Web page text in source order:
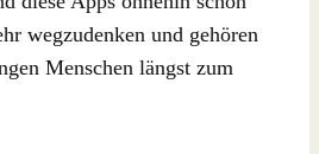
wegzudenken und gehören
Menschen längst zum